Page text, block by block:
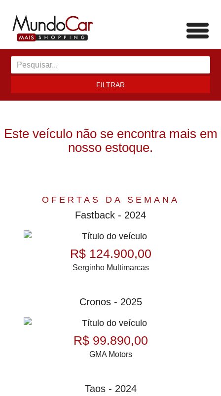
FILTRAR
Este veículo não se encontra mais em
nosso estoque.
OFERTAS DA SEMANA
Fastback - 2024
R$ 124.900,00
Serginho Multimarcas
Cronos - 2025
R$ 99.890,00
GMA Motors
Taos - 2024